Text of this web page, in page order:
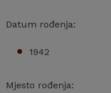
Datum rođenja:
1942
Mjesto rođenja: